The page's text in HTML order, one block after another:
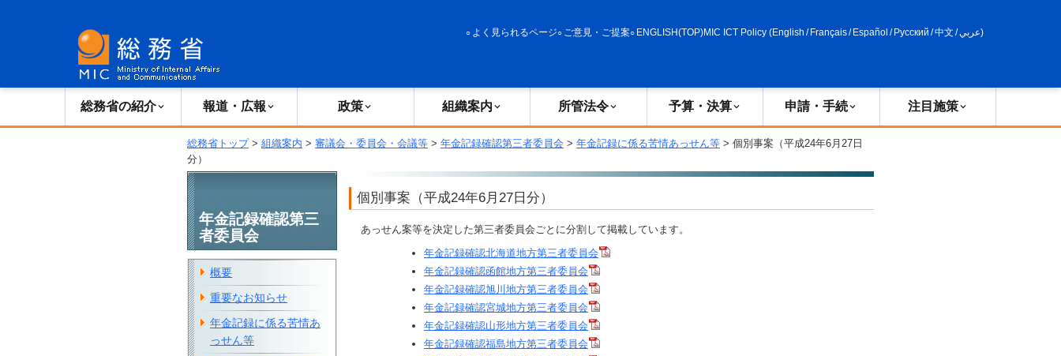
よく見られるページ ご意見・ご提案 ENGLISH(TOP)MIC ICT Policy (English / Français/ Español / Русский /中文 /عربي)
総務省の紹介 報道・広報 政策 組織案内 所管法令 予算・決算 申請・手続 注目施策
総務省トップ> 組織案内 > 審議会・委員会・会議等 > 年金記録確認第三者委員会 > 年金記録に係る苦情あっせん等 > 個別事案（平成24年6月27日
分）
個別事案（平成24年6月27日分）
あっせん案等を決定した第三者委員会ごとに分割して掲載しています。
年金記録確認北海道地方第三者委員会
年金記録確認函館地方第三者委員会
年金記録確認旭川地方第三者委員会
年金記録確認宮城地方第三者委員会
年金記録確認山形地方第三者委員会
年金記録確認福島地方第三者委員会
年金記録確認第三
者委員会
概要
重要なお知らせ
年金記録に係る苦情あ
っせん等